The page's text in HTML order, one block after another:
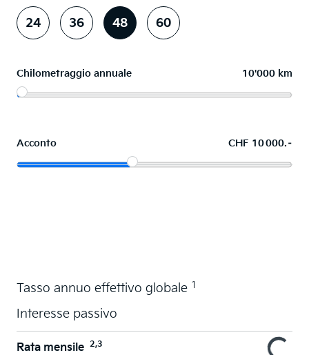
24 36 48 60
Chilometraggio annuale 10'000 km
Acconto CHF 10 000.–
Tasso annuo effettivo globale 1
Interesse passivo
Rata mensile 2,3